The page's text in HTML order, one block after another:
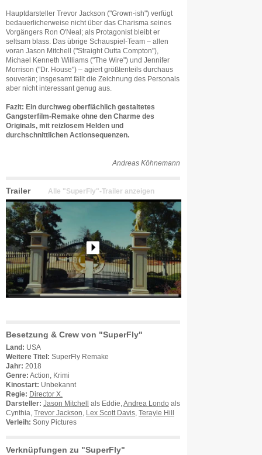
Hauptdarsteller Trevor Jackson ("Grown-ish") verfügt
bedauerlicherweise nicht über das Charisma seines
Vorgängers Ron O'Neal; als Protagonist bleibt er
seltsam blass. Das übrige Schauspiel-Team – allen
voran Jason Mitchell ("Straight Outta Compton"),
Michael Kenneth Williams ("The Wire") und Jennifer
Morrison ("Dr. House") – agiert größtenteils durchaus
souverän; insgesamt fällt die Zeichnung des Personals
aber nicht interessant genug aus.
Fazit: Ein durchweg oberflächlich gestaltetes
Gangsterfilm-Remake ohne den Charme des
Originals, mit reizlosem Helden und
durchschnittlichen Actionsequenzen.
Andreas Köhnemann
Trailer Alle "SuperFly"-Trailer anzeigen
Besetzung & Crew von "SuperFly"
Land: USA
Weitere Titel: SuperFly Remake
Jahr: 2018
Genre: Action, Krimi
Kinostart: Unbekannt
Regie: Director X.
Darsteller: Jason Mitchell als Eddie, Andrea Londo als
Cynthia, Trevor Jackson Lex Scott Davis Terayle Hill
Verleih: Sony Pictures
Verknüpfungen zu "SuperFly"